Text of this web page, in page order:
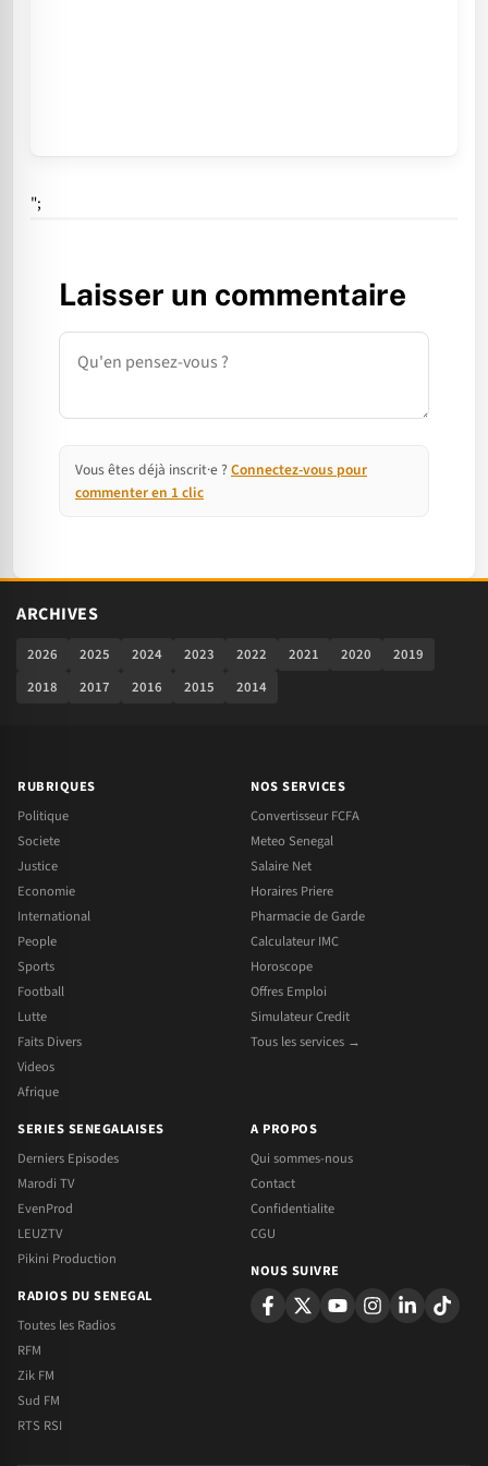
";
Laisser un commentaire
Commentaire
Vous êtes déjà inscrit·e ? Connectez-vous pour
commenter en 1 clic
ARCHIVES
2026 2025 2024 2023 2022 2021 2020
2019
2018
2017 2016 2015 2014
RUBRIQUES
Politique
Societe
Justice
Economie
International
People
Sports
Football
Lutte
Faits Divers
Videos
Afrique
NOS SERVICES
Convertisseur FCFA
Meteo Senegal
Salaire Net
Horaires Priere
Pharmacie de Garde
Calculateur IMC
Horoscope
Offres Emploi
Simulateur Credit
Tous les services →
SERIES SENEGALAISES
Derniers Episodes
Marodi TV
EvenProd
LEUZTV
Pikini Production
RADIOS DU SENEGAL
Toutes les Radios
RFM
Zik FM
Sud FM
RTS RSI
A PROPOS
Qui sommes-nous
Contact
Confidentialite
CGU
NOUS SUIVRE